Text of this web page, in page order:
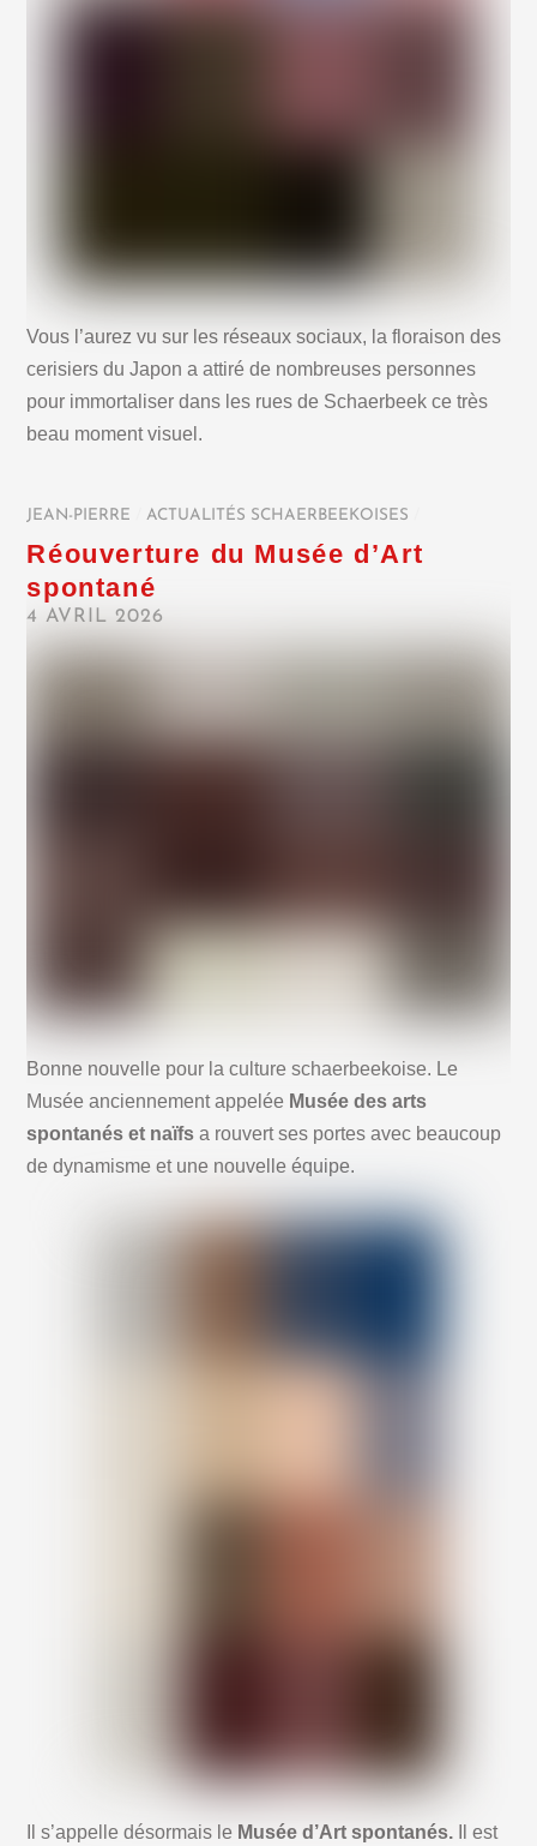
Vous l’aurez vu sur les réseaux sociaux, la floraison des
cerisiers du Japon a attiré de nombreuses personnes
pour immortaliser dans les rues de Schaerbeek ce très
beau moment visuel.
JEAN-PIERRE ACTUALITÉS SCHAERBEEKOISES
Réouverture du Musée d’Art
spontané
4 AVRIL 2026
Bonne nouvelle pour la culture schaerbeekoise. Le
Musée anciennement appelée Musée des arts
spontanés et naïfs a rouvert ses portes avec beaucoup
de dynamisme et une nouvelle équipe.
Il s’appelle désormais le Musée d’Art spontanés. Il est